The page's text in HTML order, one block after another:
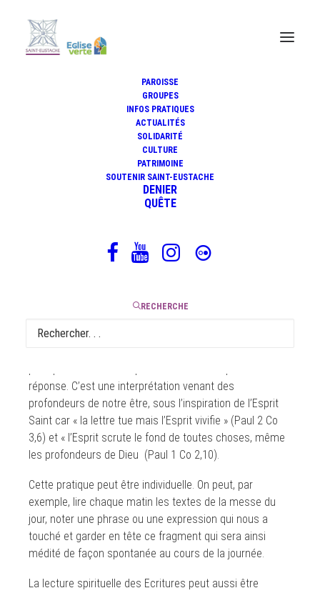
PAROISSE
GROUPES
INFOS PRATIQUES
ACTUALITÉS
SOLIDARITÉ
CULTURE
PATRIMOINE
SOUTENIR SAINT-EUSTACHE
DENIER
QUÊTE
RECHERCHE
La lettre tue mais l'Esprit
vivifie
24 mars 2023
dans nos habitudes, au cours de cette période
réponse. C’est une interprétation venant des
profondeurs de notre être, sous l’inspiration de l’Esprit
Saint car « la lettre tue mais l’Esprit vivifie » (Paul 2 Co
3,6) et « l’Esprit scrute le fond de toutes choses, même
les profondeurs de Dieu (Paul 1 Co 2,10).
Cette pratique peut être individuelle. On peut, par
exemple, lire chaque matin les textes de la messe du
jour, noter une phrase ou une expression qui nous a
touché et garder en tête ce fragment qui sera ainsi
médité de façon spontanée au cours de la journée.
La lecture spirituelle des Ecritures peut aussi être